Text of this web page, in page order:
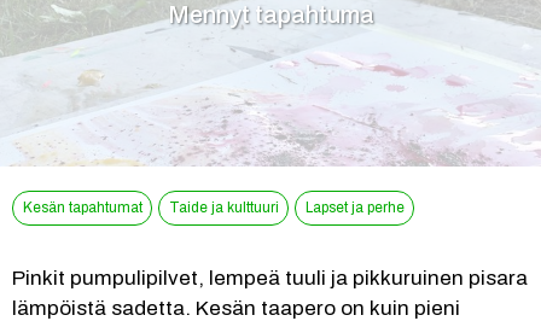
Mennyt tapahtuma
Kesän tapahtumat Taide ja kulttuuri Lapset ja perhe
Pinkit pumpulipilvet, lempeä tuuli ja pikkuruinen pisara
lämpöistä sadetta. Kesän taapero on kuin pieni